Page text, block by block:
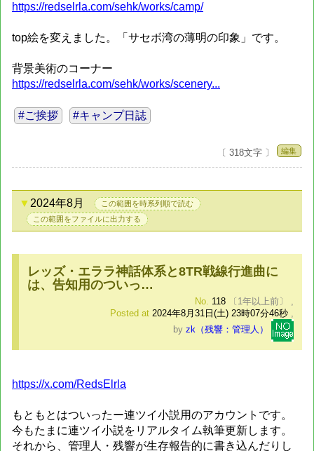
https://redselrla.com/sehk/works/camp/
top絵を変えました。「サセボ湾の薄明の印象」です。
背景美術のコーナー
https://redselrla.com/sehk/works/scenery...
#ご挨拶 #キャンプ日誌
〔 318文字 〕 編集
2024年8月
この範囲を時系列順で読む
この範囲をファイルに出力する
レッズ・エララ神話体系と8TR戦線行進曲に
は、告知用のついっ…
No. 118 〔1年以上前〕
Posted at 2024年8月31日(土) 23時07分46秒
by zk（残響：管理人）
https://x.com/RedsElrla
もともとはついったー連ツイ小説用のアカウントです。
今もたまに連ツイ小説をリアルタイム執筆更新します。
それから、管理人・残響が生存報告的に書き込んだりし